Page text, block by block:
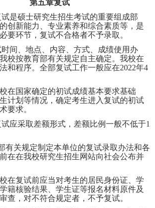
第五章复试
试是硕士研究生招生考试的重要组成部
创新能力、专业素养和综合素质等，是
要环节，复试不合格者不予录取。
间、地点、内容、方式、成绩使用办
校按教育部有关规定自主确定。我校在
和程序。全部复试工作一般应在2022年4
在国家确定的初试成绩基本要求基础
计划等情况，确定考生进入复试的初试
要求。
试应采取差额形式，差额比例一般不低于1
有关规定制定本单位的复试录取办法和各
在在我校研究生招生网站向社会公布并
在复试前应当对考生的居民身份证、学
籍核验结果、学生证等报名材料原件及
查，对不符合规定者，不予复试。